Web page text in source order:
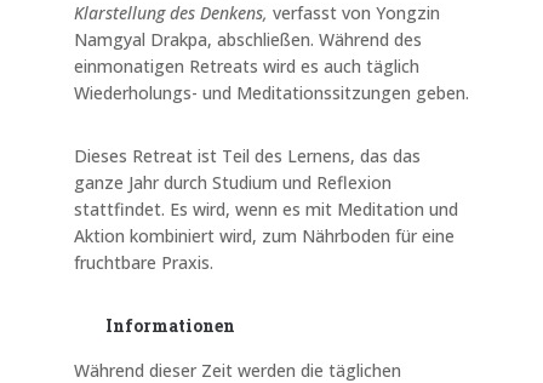
Klarstellung des Denkens, verfasst von Yongzin
Namgyal Drakpa, abschließen. Während des
einmonatigen Retreats wird es auch täglich
Wiederholungs- und Meditationssitzungen geben.
Dieses Retreat ist Teil des Lernens, das das
ganze Jahr durch Studium und Reflexion
stattfindet. Es wird, wenn es mit Meditation und
Aktion kombiniert wird, zum Nährboden für eine
fruchtbare Praxis.
Informationen
Während dieser Zeit werden die täglichen